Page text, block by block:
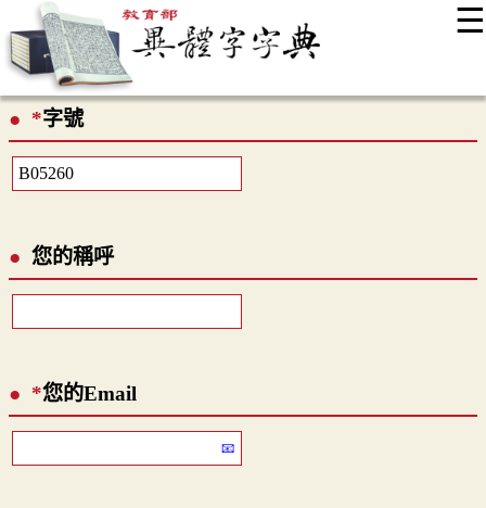
☰
最新消息
*字號
您的稱呼
*您的Email